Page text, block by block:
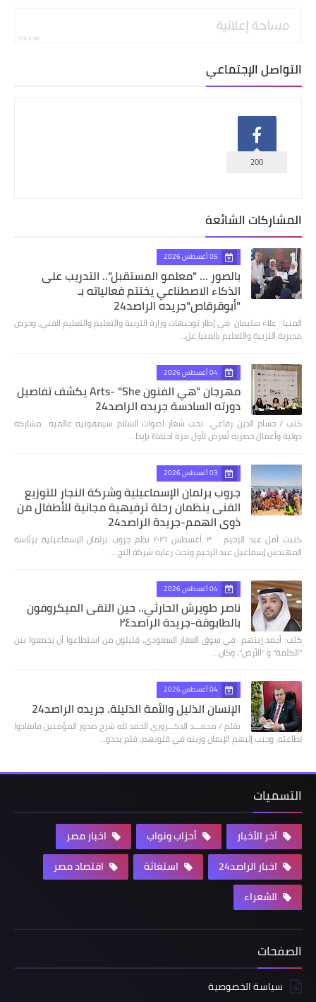
التواصل الإجتماعي
200
المشاركات الشائعة
05 أغسطس 2026
بالصور ... "معلمو المستقبل".. التدريب على
الذكاء الاصطناعي يختتم فعالياته بـ
"أبوقرقاص"جريده الراصد24
المنيا : علاء سليمان في إطار توجيهات وزارة التربية والتعليم والتعليم الفني، وحرص
مديرية التربية والتعليم بالمنيا عل…
04 أغسطس 2026
مهرجان "هي الفنون Arts- "She يكشف تفاصيل
دورته السادسة جريده الراصد24
كتب / حسام الدين رفاعي تحت شعار اصوات السلام سيمفونيه عالميه مشاركة
دولية وأعمال حصرية تُعرض لأول مرة احتفاءً بإبدا…
03 أغسطس 2026
جروب برلمان الإسماعيلية وشركة النجار للتوزيع
الفنى ينظمان رحلة ترفيهية مجانية للأطفال من
ذوي الهمم-جريدة الراصد24
كتبت أمل عبد الرحيم ٣ أغسطس ٢٠٢٦ نظم جروب برلمان الإسماعيلية برئاسة
المهندس إسماعيل عبد الرحيم وتحت رعاية شركة النج…
04 أغسطس 2026
ناصر طويرش الحارثي.. حين التقى الميكروفون
بالطابوقة-جريدة الراصد٢٤
كتب: أحمد زينهم في سوق العقار السعودي، قليلون من استطاعوا أن يجمعوا بين
"الكلمة" و "الأرض"، وكان…
04 أغسطس 2026
الإنسان الذليل والأمة الذليلة. جريده الراصد24
بقلم / محمـــد الدكـــروري الحمد لله شرح صدور المؤمنين فانقادوا
لطاعته، وحبب إليهم الإيمان وزينه في قلوبهم، فلم يجدو…
التسميات
آخر الأخبار أحزاب ونواب
اخبار مصر
اخبار الراصد24
استغاثة
اقتصاد مصر
الشعراء
الصفحات
سياسة الخصوصية